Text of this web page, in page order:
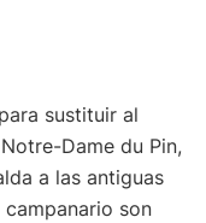
sustituir al
Dame du Pin,
a las antiguas
son